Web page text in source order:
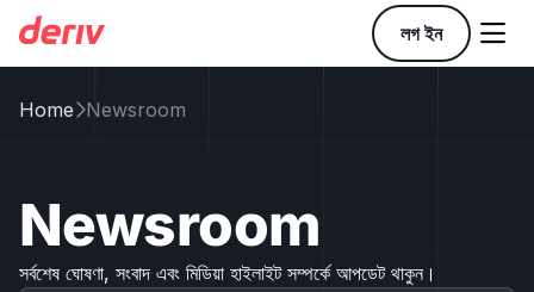
লগ ইন 
HomeNewsroom
Newsroom
সর্বশেষ ঘোষণা, সংবাদ এবং মিডিয়া হাইলাইট সম্পর্কে আপডেট থাকুন।